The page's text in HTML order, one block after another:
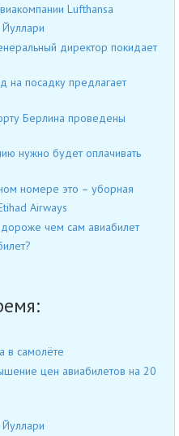
Lufthansa
директор покидает
на посадку предлагает
Берлина проведены
нужно будет оплачивать
номере это – уборная
Airways
дороже чем сам авиабилет
в самолёте
цен авиабилетов на 20